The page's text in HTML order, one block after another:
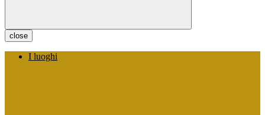
close
I luoghi